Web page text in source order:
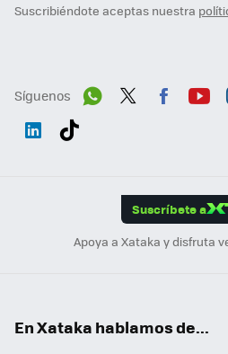
Suscribiéndote aceptas nuestra
Síguenos
Suscríbete a
Apoya a Xataka y disfruta
En Xataka hablamos de...